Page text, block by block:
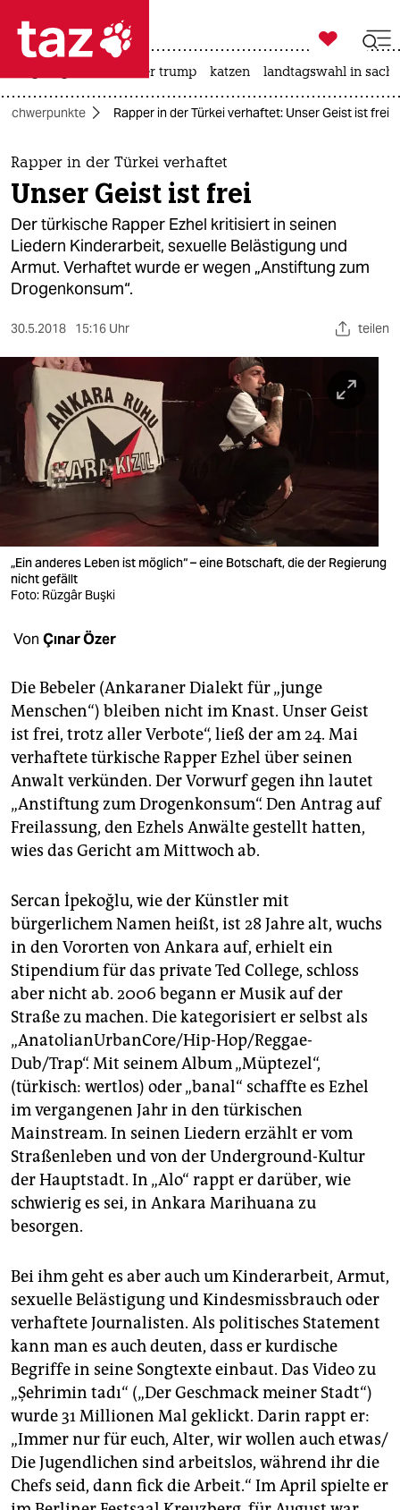
 taz zahl ich
taz zahl ich
themen
politik
öko
gesellschaft
kultur
sport
berlin
nord
wahrheit
verlag
verlag
veranstaltungen
unterstützen
abo
genossenschaft
epaper login

taz zahl ich
usa unter trump katzen landtagswahl in
Schwerpunkte Rapper in der Türkei verhaftet: Unser Geist ist frei
Rapper in der Türkei verhaftet
Unser Geist ist frei
Der türkische Rapper Ezhel kritisiert in seinen
Liedern Kinderarbeit, sexuelle Belästigung und
Armut. Verhaftet wurde er wegen „Anstiftung zum
Drogenkonsum“.
30.5.2018 15:16 Uhr teilen
„Ein anderes Leben ist möglich“ – eine Botschaft, die der Regierung
nicht gefällt
Foto: Rüzgâr Buşki
Von Çınar Özer
Die Bebeler (Ankaraner Dialekt für „junge
Menschen“) bleiben nicht im Knast. Unser Geist
ist frei, trotz aller Verbote“, ließ der am 24. Mai
verhaftete türkische Rapper Ezhel über seinen
Anwalt verkünden. Der Vorwurf gegen ihn lautet
„Anstiftung zum Drogenkonsum“. Den Antrag auf
Freilassung, den Ezhels Anwälte gestellt hatten,
wies das Gericht am Mittwoch ab.
Sercan İpekoğlu, wie der Künstler mit
bürgerlichem Namen heißt, ist 28 Jahre alt, wuchs
in den Vororten von Ankara auf, erhielt ein
Stipendium für das private Ted College, schloss
aber nicht ab. 2006 begann er Musik auf der
Straße zu machen. Die kategorisiert er selbst als
„AnatolianUrbanCore/Hip-Hop/Reggae-
Dub/Trap“. Mit seinem Album „Müptezel“,
(türkisch: wertlos) oder „banal“ schaffte es Ezhel
im vergangenen Jahr in den türkischen
Mainstream. In seinen Liedern erzählt er vom
Straßenleben und von der Underground-Kultur
der Hauptstadt. In „Alo“ rappt er darüber, wie
schwierig es sei, in Ankara Marihuana zu
besorgen.
Bei ihm geht es aber auch um Kinderarbeit, Armut,
sexuelle Belästigung und Kindesmissbrauch oder
verhaftete Journalisten. Als politisches Statement
kann man es auch deuten, dass er kurdische
Begriffe in seine Songtexte einbaut. Das Video zu
„Şehrimin tadı“ („Der Geschmack meiner Stadt“)
wurde 31 Millionen Mal geklickt. Darin rappt er:
„Immer nur für euch, Alter, wir wollen auch etwas/
Die Jugendlichen sind arbeitslos, während ihr die
Chefs seid, dann fick die Arbeit.“ Im April spielte er